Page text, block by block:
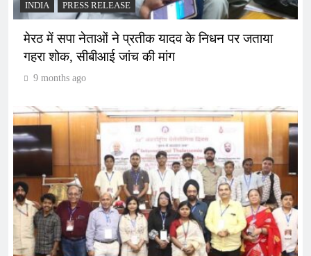
INDIA PRESS RELEASE
मेरठ में सपा नेताओं ने प्रतीक यादव के निधन पर जताया
गहरा शोक, सीबीआई जांच की मांग
9 months ago